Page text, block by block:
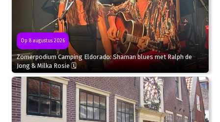
Op 8 augustus 2026
Zomerpodium Camping Eldorado: Shaman blues met Ralph de
Jong & Milka Rosie 🗓